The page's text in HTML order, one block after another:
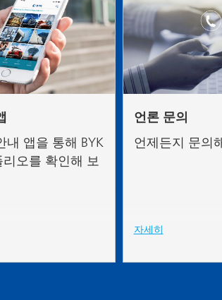
내 앱을 통해 BYK
오를 확인해 보
언론 문의
언제든지 문의
자세히